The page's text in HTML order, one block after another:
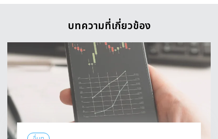
บทความที่เกี่ยวข้อง